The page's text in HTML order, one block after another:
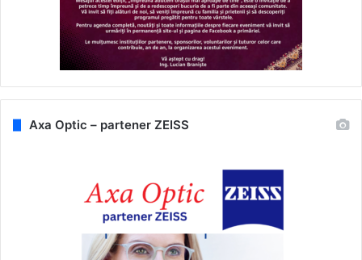
Axa Optic – partener ZEISS